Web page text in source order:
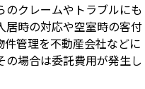
のクレームやトラブルにも
居時の対応や空室時の客付
管理を不動産会社などに
場合は委託費用が発生し